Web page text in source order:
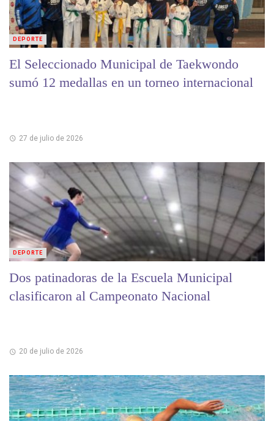
El Seleccionado Municipal de Taekwondo
sumó 12 medallas en un torneo internacional
27 de julio de 2026
DEPORTE
Dos patinadoras de la Escuela Municipal
clasificaron al Campeonato Nacional
20 de julio de 2026
DEPORTE